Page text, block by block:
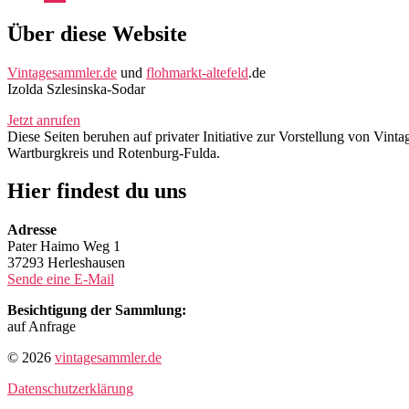
Über diese Website
Vintagesammler.de und flohmarkt-altefeld.de
Izolda Szlesinska-Sodar
Jetzt anrufen
Diese Seiten beruhen auf privater Initiative zur Vorstellung von
Wartburgkreis und Rotenburg-Fulda.
Hier findest du uns
Adresse
Pater Haimo Weg 1
37293 Herleshausen
Sende eine E-Mail
Besichtigung der Sammlung:
auf Anfrage
© 2026 vintagesammler.de
Datenschutzerklärung